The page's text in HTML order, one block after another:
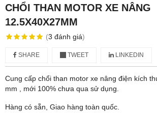
CHỔI THAN MOTOR XE NÂNG
12.5X40X27MM
(3 đánh giá)
SHARE TWEET LINKEDIN
Cung cấp chổi than motor xe nâng điện kích
mm , mới 100% chưa qua sử dụng.
Hàng có sẵn, Giao hàng toàn quốc.